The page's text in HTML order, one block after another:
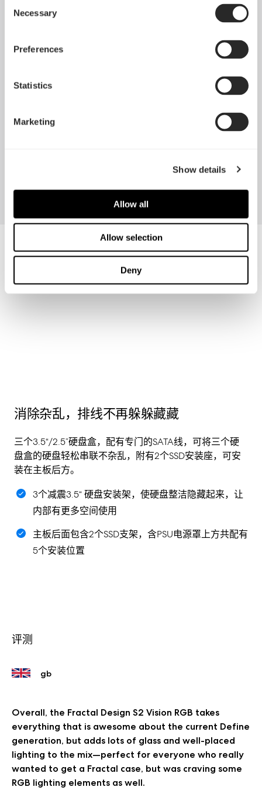
Selection
Necessary
Preferences
Statistics
Marketing
Show details
Allow all
Allow selection
Deny
强大的冷却支持
通过可调整的水泵/水箱支架以及顶部和前部360 mm散
热器以及底座240 mm的支援性，实现最狂野的开放式水
全长电源罩有助于隐藏多余的线路，从而实现简洁的
易于清洁的防尘网，可从前方抽取
消除杂乱，排线不再躲躲藏藏
三个3.5“/2.5”硬盘盒，配有专门的SATA线，可将三个硬
盘盒的硬盘轻松串联不杂乱，附有2个SSD安装座，可安
装在主板后方。
3个减震3.5“ 硬盘安装架，使硬盘整洁隐藏起来，让
内部有更多空间使用
主板后面包含2个SSD支架，含PSU电源罩上方共配有
5个安装位置
评测
Overall, the Fractal Design S2 Vision RGB takes
everything that is awesome about the current Define
generation, but adds lots of glass and well-placed
lighting to the mix—perfect for everyone who really
wanted to get a Fractal case, but was craving some
RGB lighting elements as well.